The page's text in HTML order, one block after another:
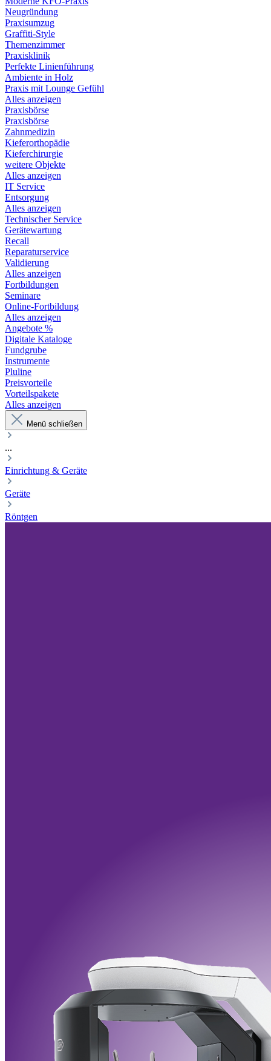
Neugründung
Praxisumzug
Graffiti-Style
Themenzimmer
Praxisklinik
Perfekte Linienführung
Ambiente in Holz
Praxis mit Lounge Gefühl
Alles anzeigen
Praxisbörse
Praxisbörse
Zahnmedizin
Kieferorthopädie
Kieferchirurgie
weitere Objekte
Alles anzeigen
IT Service
Entsorgung
Alles anzeigen
Technischer Service
Gerätewartung
Recall
Reparaturservice
Validierung
Alles anzeigen
Fortbildungen
Seminare
Online-Fortbildung
Alles anzeigen
Angebote %
Digitale Kataloge
Fundgrube
Instrumente
Pluline
Preisvorteile
Vorteilspakete
Alles anzeigen
Menü schließen
...
Einrichtung & Geräte
Geräte
Röntgen